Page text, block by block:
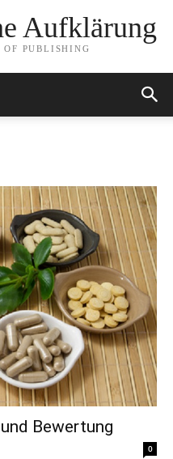
Aufklärung
OF PUBLISHING
Bewertung
0